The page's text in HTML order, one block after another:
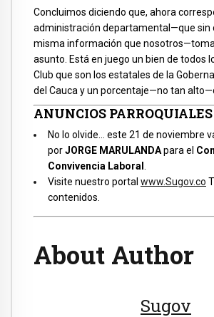
Concluimos diciendo que, ahora
administración departamental—que sin
misma información que
asunto. Está en juego un bien de todos
Club que son los estatales de la
del Cauca y un porcentaje—no tan
ANUNCIOS PARROQUIALES
No lo olvide… este 21 de noviembre
porJORGE MARULANDApara el
Convivencia Laboral
Visite nuestro portal www.Sugov.co
contenidos.
About Author
Sugov